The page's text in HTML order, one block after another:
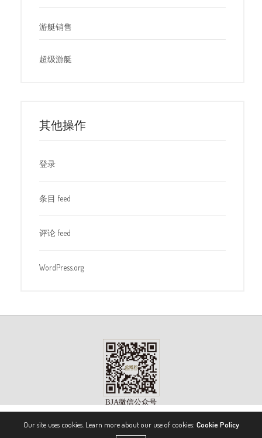
游艇销售
超级游艇
其他操作
登录
条目 feed
评论 feed
WordPress.org
版权所有 ©2023, 《公务机》杂志（BIZJET ADVISOR MAGAZINE）. 保留所有权利。
Our site uses cookies. Learn more about our use of cookies: Cookie Policy